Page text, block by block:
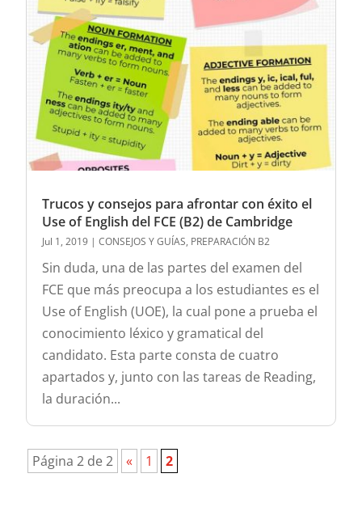
Trucos y consejos para afrontar con éxito el
Use of English del FCE (B2) de Cambridge
Jul 1, 2019 |CONSEJOS Y GUÍAS, PREPARACIÓN B2
Sin duda, una de las partes del examen del
FCE que más preocupa a los estudiantes es el
Use of English (UOE), la cual pone a prueba el
conocimiento léxico y gramatical del
candidato. Esta parte consta de cuatro
apartados y, junto con las tareas de Reading,
la duración...
Página 2 de 2 « 1 2